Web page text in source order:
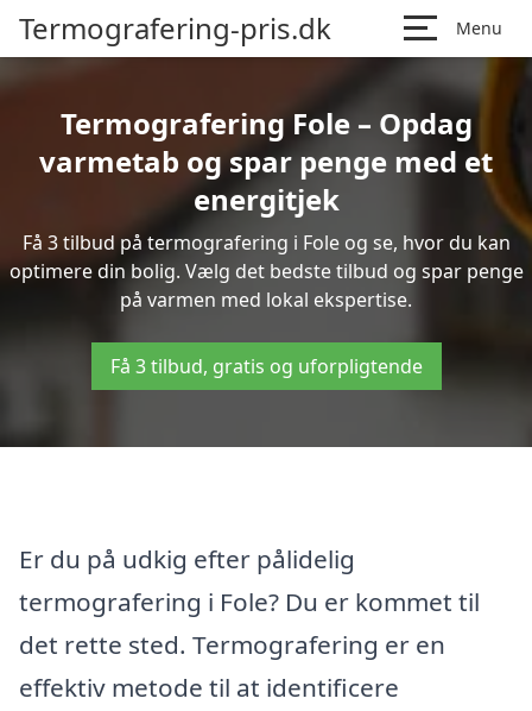
Termografering-pris.dk Menu
Termografering Fole – Opdag
varmetab og spar penge med et
energitjek
Få 3 tilbud på termografering i Fole og se, hvor du kan
optimere din bolig. Vælg det bedste tilbud og spar penge
på varmen med lokal ekspertise.
Få 3 tilbud, gratis og uforpligtende
Er du på udkig efter pålidelig
termografering i Fole? Du er kommet til
det rette sted. Termografering er en
effektiv metode til at identificere